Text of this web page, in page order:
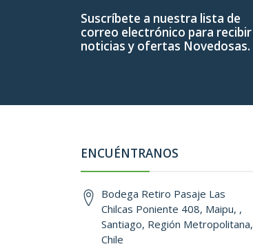
Suscríbete a nuestra lista de
correo electrónico para recibir
noticias y ofertas Novedosas.
ENCUÉNTRANOS
Bodega Retiro Pasaje Las
Chilcas Poniente 408, Maipu, ,
Santiago, Región Metropolitana,
Chile